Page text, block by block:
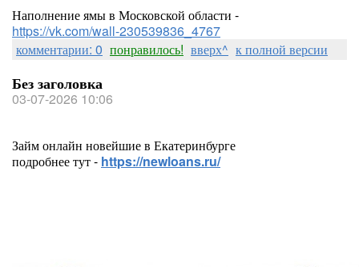
Наполнение ямы в Московской области -
https://vk.com/wall-230539836_4767
комментарии: 0 понравилось! вверх^ к полной версии
Без заголовка
03-07-2026 10:06
Займ онлайн новейшие в Екатеринбурге
подробнее тут - https://newloans.ru/